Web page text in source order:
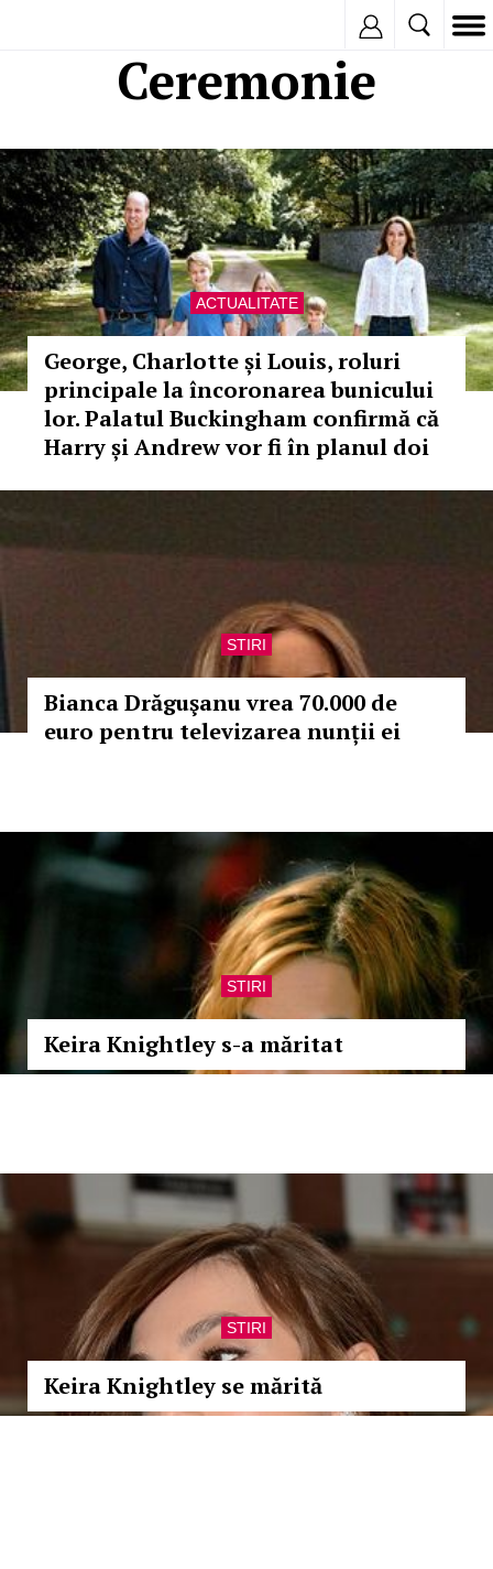
Ceremonie
ACTUALITATE
George, Charlotte și Louis, roluri
principale la încoronarea bunicului
lor. Palatul Buckingham confirmă că
Harry și Andrew vor fi în planul doi
STIRI
Bianca Drăguşanu vrea 70.000 de
euro pentru televizarea nunții ei
STIRI
Keira Knightley s-a măritat
STIRI
Keira Knightley se mărită